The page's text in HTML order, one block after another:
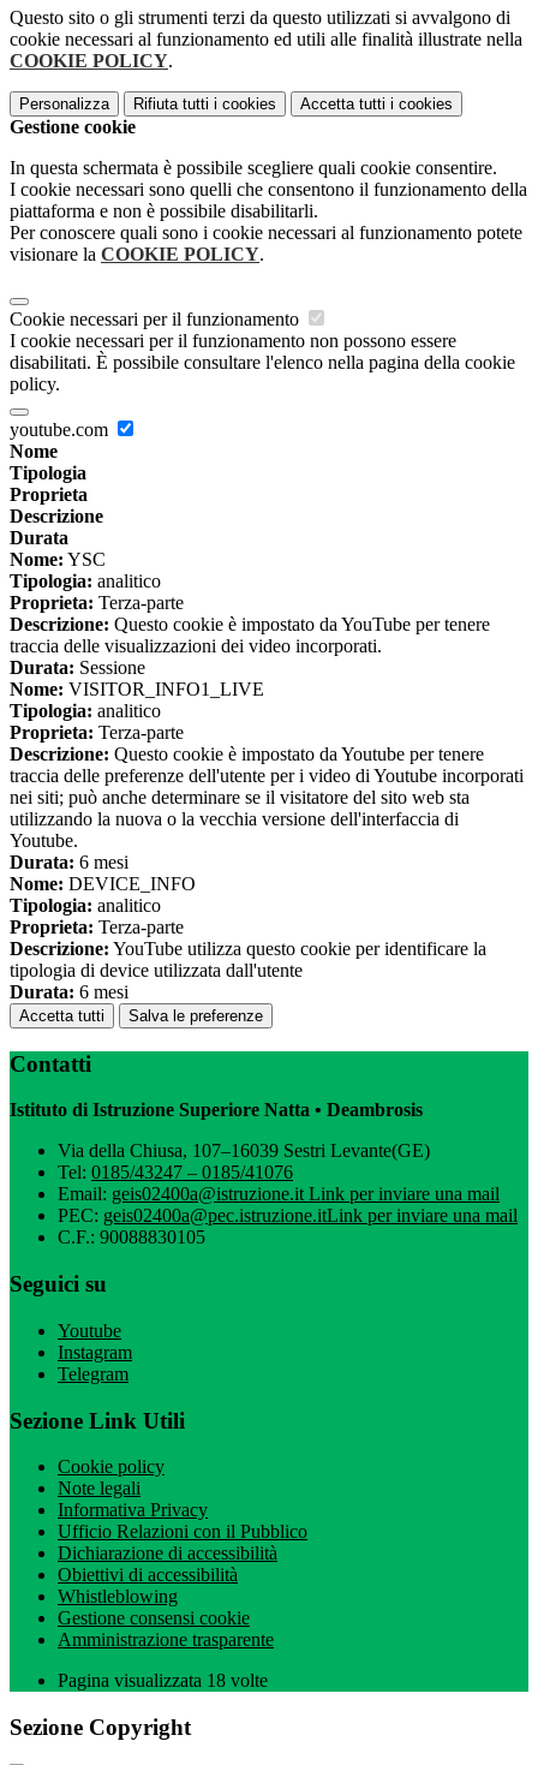
Questo sito o gli strumenti terzi da questo utilizzati si avvalgono di
cookie necessari al funzionamento ed utili alle finalità illustrate nella
COOKIE POLICY.
Personalizza Rifiuta tutti i cookies Accetta tutti i cookies
Gestione cookie
In questa schermata è possibile scegliere quali cookie consentire.
I cookie necessari sono quelli che consentono il funzionamento della
piattaforma e non è possibile disabilitarli.
Per conoscere quali sono i cookie necessari al funzionamento potete
visionare la COOKIE POLICY.
Cookie necessari per il funzionamento
I cookie necessari per il funzionamento non possono essere
disabilitati. È possibile consultare l'elenco nella pagina della cookie
policy.
youtube.com
Nome
Tipologia
Proprieta
Descrizione
Durata
Nome: YSC
Tipologia: analitico
Proprieta: Terza-parte
Descrizione: Questo cookie è impostato da YouTube per tenere
traccia delle visualizzazioni dei video incorporati.
Durata: Sessione
Nome: VISITOR_INFO1_LIVE
Tipologia: analitico
Proprieta: Terza-parte
Descrizione: Questo cookie è impostato da Youtube per tenere
traccia delle preferenze dell'utente per i video di Youtube incorporati
nei siti; può anche determinare se il visitatore del sito web sta
utilizzando la nuova o la vecchia versione dell'interfaccia di
Youtube.
Durata: 6 mesi
Nome: DEVICE_INFO
Tipologia: analitico
Proprieta: Terza-parte
Descrizione: YouTube utilizza questo cookie per identificare la
tipologia di device utilizzata dall'utente
Durata: 6 mesi
Accetta tutti Salva le preferenze
Contatti
Istituto di Istruzione Superiore Natta • Deambrosis
Via della Chiusa, 107–16039 Sestri Levante(GE)
Tel: 0185/43247 – 0185/41076
Email: geis02400a@istruzione.itLink per inviare una mail
PEC: geis02400a@pec.istruzione.itLink per inviare una mail
C.F.: 90088830105
Seguici su
Youtube
Instagram
Telegram
Sezione Link Utili
Cookie policy
Note legali
Informativa Privacy
Ufficio Relazioni con il Pubblico
Dichiarazione di accessibilità
Obiettivi di accessibilità
Whistleblowing
Gestione consensi cookie
Amministrazione trasparente
Pagina visualizzata 18 volte
Sezione Copyright